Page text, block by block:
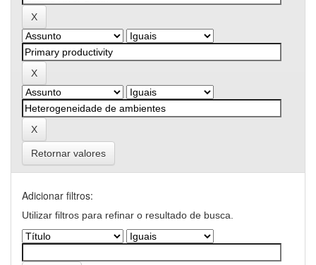
Retornar valores
Adicionar filtros:
Utilizar filtros para refinar o resultado de busca.